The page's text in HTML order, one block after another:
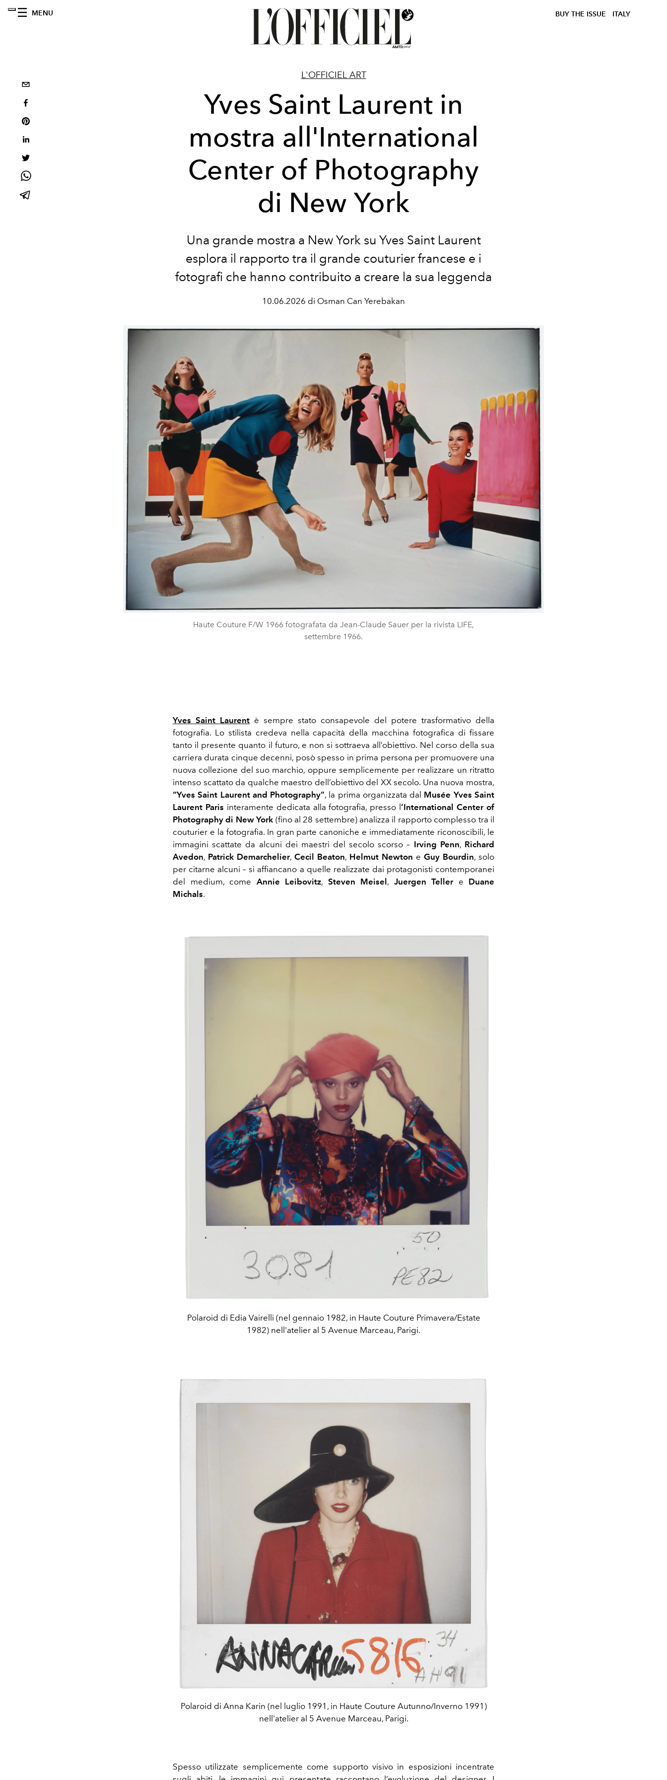
MENU BUY THE ISSUE ITALY
L'OFFICIEL ART
Yves Saint Laurent in
mostra all'International
Center of Photography
di New York
Una grande mostra a New York su Yves Saint Laurent
esplora il rapporto tra il grande couturier francese e i
fotografi che hanno contribuito a creare la sua leggenda
10.06.2026 di Osman Can Yerebakan
Haute Couture F/W 1966 fotografata da Jean-Claude Sauer per la rivista LIFE,
settembre 1966.
Yves Saint Laurent è sempre stato consapevole del potere trasformativo della
fotografia. Lo stilista credeva nella capacità della macchina fotografica di fissare
tanto il presente quanto il futuro, e non si sottraeva all’obiettivo. Nel corso della sua
carriera durata cinque decenni, posò spesso in prima persona per promuovere una
nuova collezione del suo marchio, oppure semplicemente per realizzare un ritratto
intenso scattato da qualche maestro dell’obiettivo del XX secolo. Una nuova mostra,
“Yves Saint Laurent and Photography”, la prima organizzata dal Musée Yves Saint
Laurent Paris interamente dedicata alla fotografia, presso l’International Center of
Photography di New York (fino al 28 settembre) analizza il rapporto complesso tra il
couturier e la fotografia. In gran parte canoniche e immediatamente riconoscibili, le
immagini scattate da alcuni dei maestri del secolo scorso – Irving Penn, Richard
Avedon, Patrick Demarchelier, Cecil Beaton, Helmut Newton e Guy Bourdin, solo
per citarne alcuni – si affiancano a quelle realizzate dai protagonisti contemporanei
del medium, come Annie Leibovitz, Steven Meisel , Juergen Tellere Duane
Michals.
Polaroid di Edia Vairelli (nel gennaio 1982, in Haute Couture Primavera/Estate
1982) nell'atelier al 5 Avenue Marceau, Parigi.
Polaroid di Anna Karin (nel luglio 1991, in Haute Couture Autunno/Inverno 1991)
nell'atelier al 5 Avenue Marceau, Parigi.
Spesso utilizzate semplicemente come supporto visivo in esposizioni incentrate